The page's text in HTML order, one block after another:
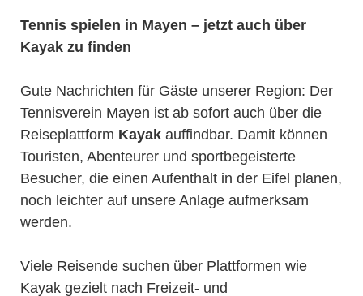
Tennis spielen in Mayen – jetzt auch über
Kayak zu finden
Gute Nachrichten für Gäste unserer Region: Der
Tennisverein Mayen ist ab sofort auch über die
Reiseplattform Kayak auffindbar. Damit können
Touristen, Abenteurer und sportbegeisterte
Besucher, die einen Aufenthalt in der Eifel planen,
noch leichter auf unsere Anlage aufmerksam
werden.
Viele Reisende suchen über Plattformen wie
Kayak gezielt nach Freizeit- und